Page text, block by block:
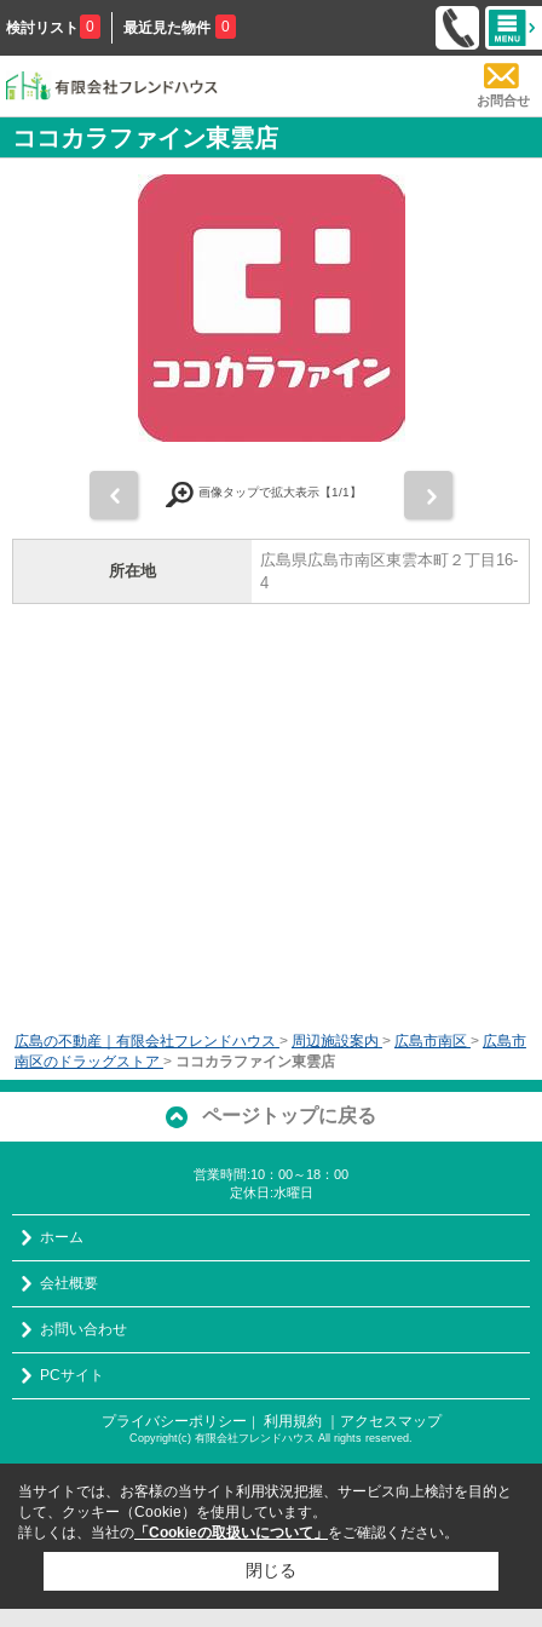
検討リスト 0 最近見た物件 0
お問合せ
ココカラファイン東雲店
画像タップで拡大表示【1/1】
所在地
広島県広島市南区東雲本町２丁目16-
4
広島の不動産｜有限会社フレンドハウス > 周辺施設案内 > 広島市南区 > 広島市
南区のドラッグストア > ココカラファイン東雲店
ページトップに戻る
営業時間:10：00～18：00
定休日:水曜日
ホーム
会社概要
お問い合わせ
PCサイト
プライバシーポリシー ｜ 利用規約 ｜アクセスマップ
Copyright(c) 有限会社フレンドハウス All rights reserved.
当サイトでは、お客様の当サイト利用状況把握、サービス向上検討を目的と
して、クッキー（Cookie）を使用しています。
詳しくは、当社の 「Cookieの取扱いについて」 をご確認ください。
閉じる